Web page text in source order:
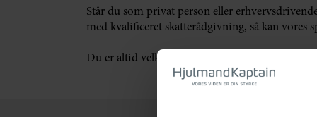
Står du som privat person eller
med kvalificeret skatterådgivning, så kan vores
Du er altid velkommen til at kontakte os for